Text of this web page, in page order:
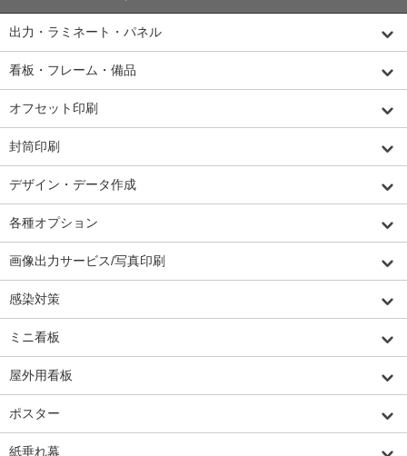
出力・ラミネート・パネル
看板・フレーム・備品
オフセット印刷
封筒印刷
デザイン・データ作成
各種オプション
画像出力サービス/写真印刷
感染対策
ミニ看板
屋外用看板
ポスター
紙垂れ幕